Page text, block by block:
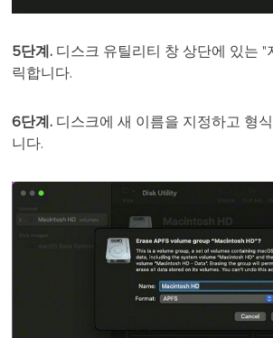
5단계. 디스크 유틸리티 창 상단에 있는 "
릭합니다.
6단계. 디스크에 새 이름을 지정하고 형
니다.